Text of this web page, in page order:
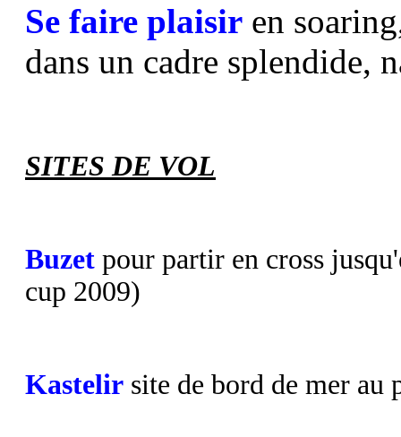
Se faire plaisir en
dans un cadre splendide,
SITES DE VOL
Buzet pour partir en cross
cup 2009)
Kastelir site de bord de mer